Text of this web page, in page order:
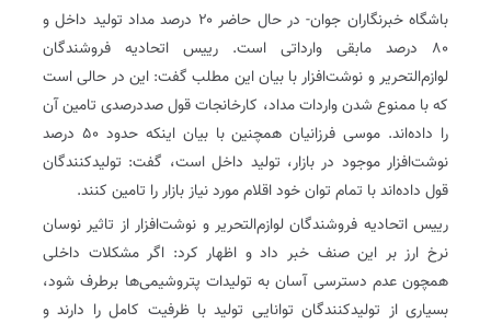
باشگاه خبرنگاران جوان- در حال حاضر ۲۰ درصد مداد تولید داخل و
۸۰ درصد مابقی وارداتی است. رییس اتحادیه فروشندگان
لوازم‌التحریر و نوشت‌افزار با بیان این مطلب گفت: این در حالی است
که با ممنوع شدن واردات مداد، کارخانجات قول صد‌درصدی تامین آن
را داده‌اند. موسی فرزانیان همچنین با بیان اینکه حدود ۵۰ درصد
نوشت‌افزار موجود در بازار، تولید داخل است، گفت: تولیدکنندگان
قول داده‌اند با تمام توان خود اقلام مورد نیاز بازار را تامین کنند.
رییس اتحادیه فروشندگان لوازم‌التحریر و نوشت‌افزار از تاثیر نوسان
نرخ ارز بر این صنف خبر داد و اظهار کرد: اگر مشکلات داخلی
همچون عدم دسترسی آسان به تولیدات پتروشیمی‌ها برطرف شود،
بسیاری از تولید‌کنندگان توانایی تولید با ظرفیت کامل را دارند و